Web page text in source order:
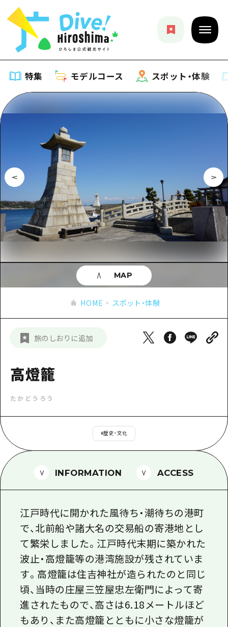
特集 モデルコース スポット・体験
特集
特集一覧
おすすめ
アート
イベント・祭り
グルメ・酒
サイクリング
ショッピング
スポーツ
ナイトライフ
モデルコース
モデルコース一覧
Dive! Hiroshima 公式ガイド
広島もしもトラベル
あたらしい非日常
広島市周辺
安芸
備北
芸北
日帰り
2泊3日
スポット・体験
スポット・体験一覧
広島市周辺
安芸
備後
備北
芸北
山口県東部
イベント
旬情報
お役立ち情報
お役立ち情報一覧
アクセス
HIROSHIMA FREE Wi-Fi
観光案内所
広島県を訪れる外国人旅行者向け情報一
ボランティアガイド
ユニバーサルツーリズム
ガイドブック
広島県の魅力を動画でご紹介！
よくあるご質問
メディア掲載情報
フォトダウンロード
新着情報
事業者・学校関係者の皆さま
HOME スポット・体験
旅のしおりに追加
高燈籠
たかどうろう
#歴史・文化
MAP
INFORMATION ACCESS
江戸時代に開かれた風待ち・潮待ちの港町
で、北前船や諸大名の交易船の寄港地とし
て繁栄しました。江戸時代末期に築かれた
波止・高燈籠等の港湾施設が残されていま
す。高燈籠は住吉神社が造られたのと同じ
頃、当時の庄屋三笠屋忠左衛門によって寄
進されたもので、高さは6.18メートルほど
もあり、また高燈籠とともに小さな燈籠が